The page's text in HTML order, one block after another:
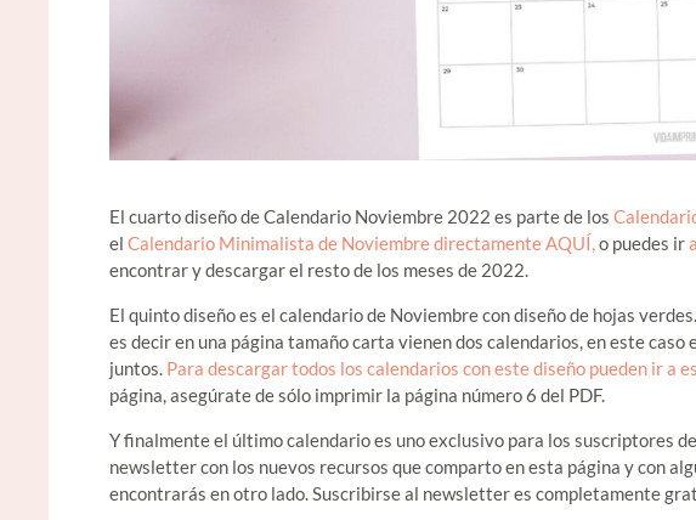
El cuarto diseño de Calendario Noviembre 2022 es parte de los
el Calendario Minimalista de Noviembre directamente AQUÍ,o puedes ir
encontrar y descargar el resto de los meses de 2022.
El quinto diseño es el calendario de Noviembre con diseño de hojas
es decir en una página tamaño carta vienen dos calendarios, en este
juntos. Para descargar todos los calendarios con este diseño pueden ir a
página, asegúrate de sólo imprimir la página número 6 del PDF.
Y finalmente el último calendario es uno exclusivo para los suscriptores
newsletter con los nuevos recursos que comparto en esta página y con
encontrarás en otro lado. Suscribirse al newsletter es completamente